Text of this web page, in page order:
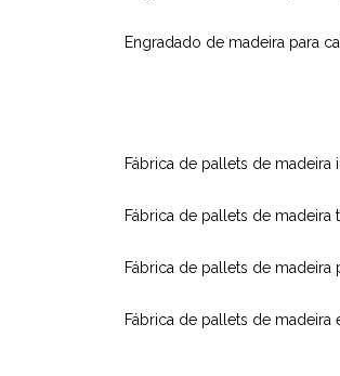
engradado de madeira para
fábrica de pallets de madeira
fábrica de pallets de madeira
fábrica de pallets de madeira
fábrica de pallets de madeira